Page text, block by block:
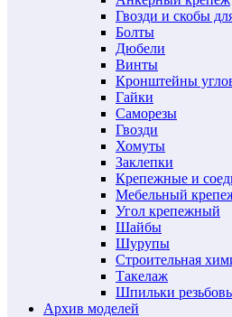
Гвозди и скобы
Болты
Дюбели
Винты
Кронштейны
Гайки
Саморезы
Гвозди
Хомуты
Заклепки
Крепежные и
Мебельный
Угол крепежный
Шайбы
Шурупы
Строительная
Такелаж
Шпильки
Архив моделей